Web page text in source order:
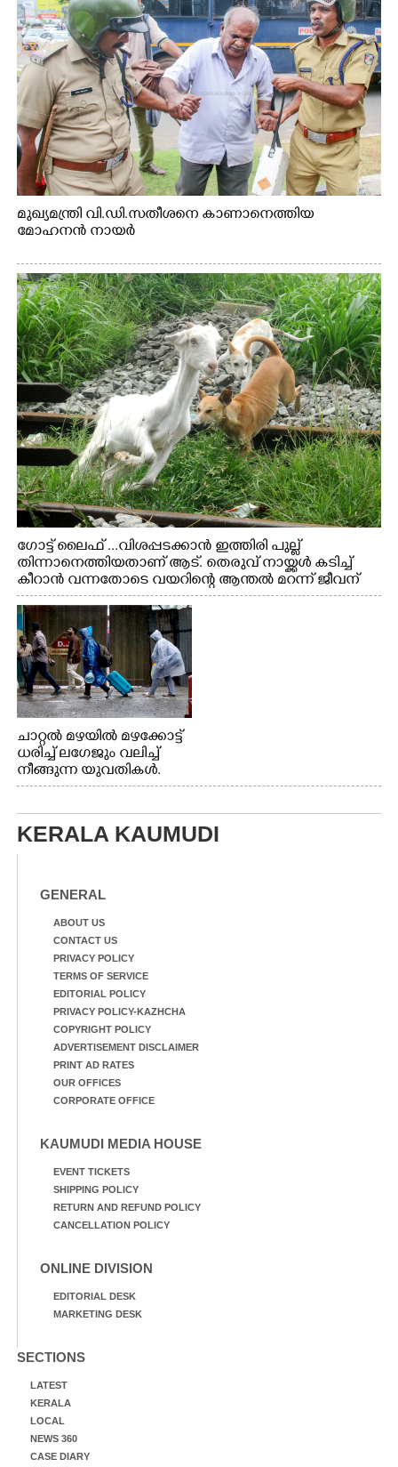
മുഖ്യമന്ത്രി വി.ഡി.സതീശനെ കാണാനെത്തിയ
മോഹനൻ നായർ
ഗോട്ട് ലൈഫ് ...വിശപ്പടക്കാൻ ഇത്തിരി പുല്ല്
തിന്നാനെത്തിയതാണ് ആട്. തെരുവ് നായ്ക്കൾ കടിച്ച്
കീറാൻ വന്നതോടെ വയറിന്റെ ആന്തൽ മറന്ന് ജീവന്
വേണ്ടിയായി ഓട്ടം. എറണാകുളം വാത്തുരുത്തിയിൽ
നിന്നുള്ള കാഴ്ച
ചാറ്റൽ മഴയിൽ മഴക്കോട്ട്
ധരിച്ച് ലഗേജും വലിച്ച്
നീങ്ങുന്ന യുവതികൾ.
എറണാകുളം മേനകയിൽ
KERALA KAUMUDI
GENERAL
ABOUT US
CONTACT US
PRIVACY POLICY
TERMS OF SERVICE
EDITORIAL POLICY
PRIVACY POLICY-KAZHCHA
COPYRIGHT POLICY
ADVERTISEMENT DISCLAIMER
PRINT AD RATES
OUR OFFICES
CORPORATE OFFICE
KAUMUDI MEDIA HOUSE
EVENT TICKETS
SHIPPING POLICY
RETURN AND REFUND POLICY
CANCELLATION POLICY
ONLINE DIVISION
EDITORIAL DESK
MARKETING DESK
SECTIONS
LATEST
KERALA
LOCAL
NEWS 360
CASE DIARY